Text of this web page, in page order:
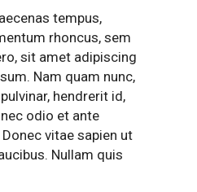
tempus,
rhoncus, sem
sit amet adipiscing
Nam quam nunc,
hendrerit id,
odio et ante
vitae sapien ut
Nullam quis